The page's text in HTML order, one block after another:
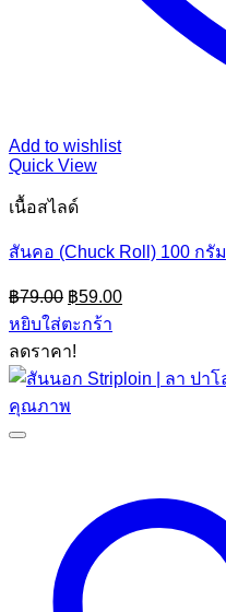
Add to wishlist
Quick View
เนื้อสไลด์
สันคอ (Chuck Roll) 100 กรัม
฿79.00 Original
price
was:
฿79.00.
฿59.00Current
price
หยิบใส่ตะกร้า
ลดราคา!